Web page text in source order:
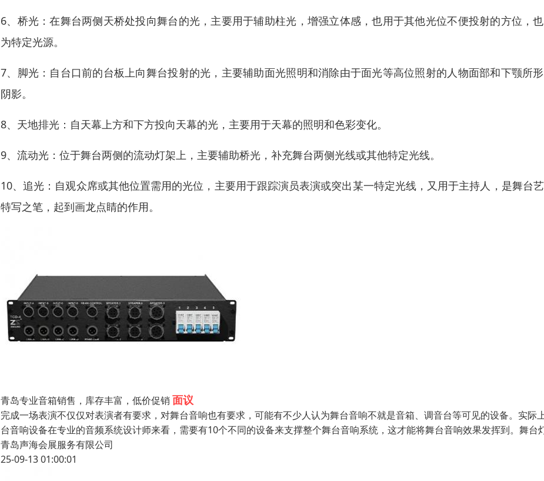
6、桥光：在舞台两侧天桥处投向舞台的光，主要用于辅助柱光，增强立体感，也用于其他光位不便投射的方位，
为特定光源。
7、脚光：自台口前的台板上向舞台投射的光，主要辅助面光照明和消除由于面光等高位照射的人物面部和下颚所
阴影。
8、天地排光：自天幕上方和下方投向天幕的光，主要用于天幕的照明和色彩变化。
9、流动光：位于舞台两侧的流动灯架上，主要辅助桥光，补充舞台两侧光线或其他特定光线。
10、追光：自观众席或其他位置需用的光位，主要用于跟踪演员表演或突出某一特定光线，又用于主持人，是舞台
特写之笔，起到画龙点睛的作用。
青岛专业音箱销售，库存丰富，低价促销 面议
完成一场表演不仅仅对表演者有要求，对舞台音响也有要求，可能有不少人认为舞台音响不就是音箱、调音台等可见的设备。实际
台音响设备在专业的音频系统设计师来看，需要有10个不同的设备来支撑整个舞台音响系统，这才能将舞台音响效果发挥到。舞台
青岛声海会展服务有限公司
25-09-13 01:00:01